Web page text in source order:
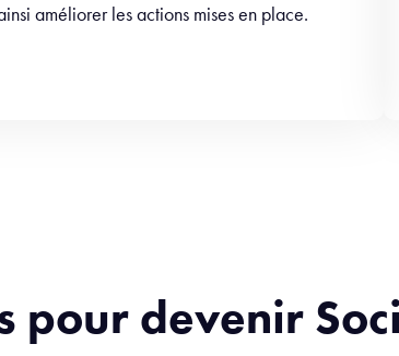
améliorer les actions mises en place.
pour devenir